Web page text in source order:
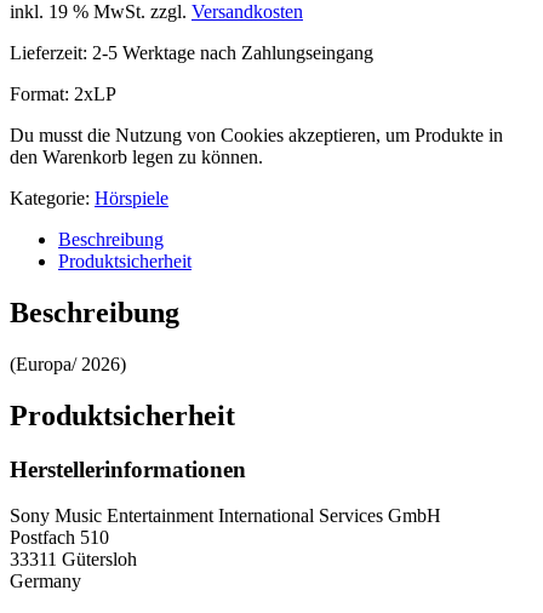
inkl. 19 % MwSt. zzgl. Versandkosten
Lieferzeit: 2-5 Werktage nach Zahlungseingang
Format: 2xLP
Du musst die Nutzung von Cookies akzeptieren, um Produkte in
den Warenkorb legen zu können.
Kategorie: Hörspiele
Beschreibung
Produktsicherheit
Beschreibung
(Europa/ 2026)
Produktsicherheit
Herstellerinformationen
Sony Music Entertainment International Services GmbH
Postfach 510
33311 Gütersloh
Germany